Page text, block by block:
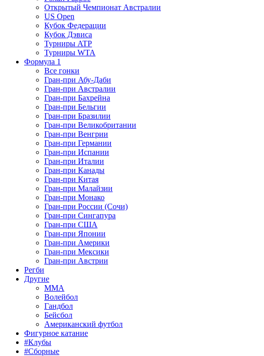
Открытый Чемпионат Австралии
US Open
Кубок Федерации
Кубок Дэвиса
Турниры ATP
Турниры WTA
Формула 1
Все гонки
Гран-при Абу-Даби
Гран-при Австралии
Гран-при Бахрейна
Гран-при Бельгии
Гран-при Бразилии
Гран-при Великобритании
Гран-при Венгрии
Гран-при Германии
Гран-при Испании
Гран-при Италии
Гран-при Канады
Гран-при Китая
Гран-при Малайзии
Гран-при Монако
Гран-при России (Сочи)
Гран-при Сингапура
Гран-при США
Гран-при Японии
Гран-при Америки
Гран-при Мексики
Гран-при Австрии
Регби
Другие
MMA
Волейбол
Гандбол
Бейсбол
Американский футбол
Фигурное катание
#Клубы
#Сборные